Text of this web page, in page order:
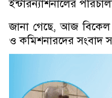
ইন্টারন্যাশনালের
জানা গেছে, আজ বিকেল
ও কমিশনারদের সংবাদ